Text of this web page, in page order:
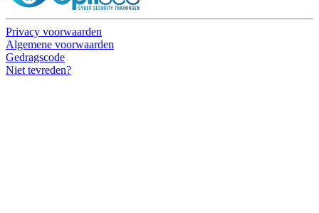
Privacy voorwaarden
Algemene voorwaarden
Gedragscode
Niet tevreden?